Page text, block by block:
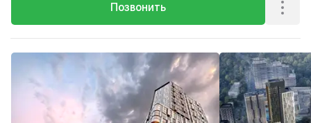
Позвонить